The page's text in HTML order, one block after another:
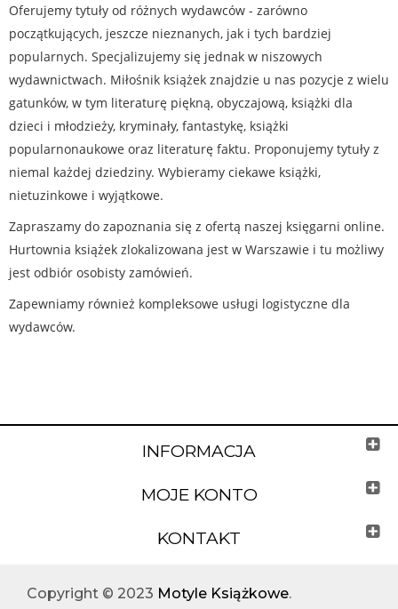
Oferujemy tytuły od różnych wydawców - zarówno
początkujących, jeszcze nieznanych, jak i tych bardziej
popularnych. Specjalizujemy się jednak w niszowych
wydawnictwach. Miłośnik książek znajdzie u nas pozycje z wielu
gatunków, w tym literaturę piękną, obyczajową, książki dla
dzieci i młodzieży, kryminały, fantastykę, książki
popularnonaukowe oraz literaturę faktu. Proponujemy tytuły z
niemal każdej dziedziny. Wybieramy ciekawe książki,
nietuzinkowe i wyjątkowe.
Zapraszamy do zapoznania się z ofertą naszej księgarni online.
Hurtownia książek zlokalizowana jest w Warszawie i tu możliwy
jest odbiór osobisty zamówień.
Zapewniamy również kompleksowe usługi logistyczne dla
wydawców.
INFORMACJA
MOJE KONTO
KONTAKT
Copyright © 2023 Motyle Książkowe.